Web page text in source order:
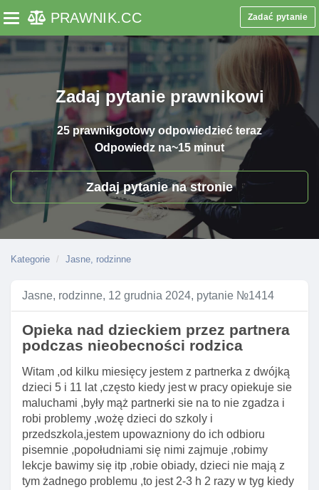
Toggle navigation
PRAWNIK.CC Zadać pytanie
Zadaj pytanie prawnikowi
25 prawnikgotowy odpowiedzieć teraz
Odpowiedz na~15 minut
Zadaj pytanie na stronie
Kategorie Jasne, rodzinne
Jasne, rodzinne, 12 grudnia 2024, pytanie №1414
Opieka nad dzieckiem przez partnera
podczas nieobecności rodzica
Witam ,od kilku miesięcy jestem z partnerka z dwójką
dzieci 5 i 11 lat ,często kiedy jest w pracy opiekuje sie
maluchami ,były mąż partnerki sie na to nie zgadza i
robi problemy ,wożę dzieci do szkoly i
przedszkola,jestem upowazniony do ich odbioru
pisemnie ,popołudniami się nimi zajmuje ,robimy
lekcje bawimy się itp ,robie obiady, dzieci nie mają z
tym żadnego problemu ,to jest 2-3 h 2 razy w tyg kiedy